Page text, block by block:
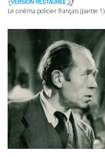
Le cinéma policier français (partie 1)